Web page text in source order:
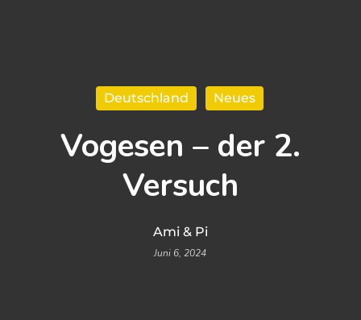
Deutschland Neues
Vogesen – der 2.
Versuch
Ami & Pi
Juni 6, 2024